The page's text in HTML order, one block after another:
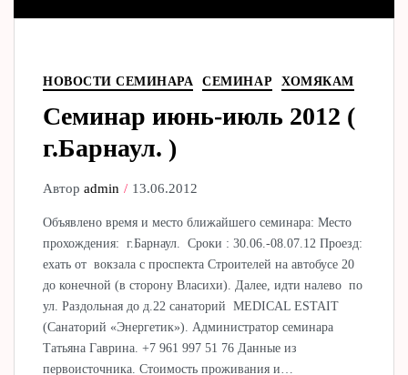
НОВОСТИ СЕМИНАРА СЕМИНАР ХОМЯКАМ
Семинар июнь-июль 2012 (
г.Барнаул. )
Авторadmin 13.06.2012
Объявлено время и место ближайшего семинара: Место
прохождения: г.Барнаул. Сроки : 30.06.-08.07.12 Проезд:
ехать от вокзала с проспекта Строителей на автобусе 20
до конечной (в сторону Власихи). Далее, идти налево по
ул. Раздольная до д.22 санаторий MEDICAL ESTAIT
(Санаторий «Энергетик»). Администратор семинара
Татьяна Гаврина. +7 961 997 51 76 Данные из
первоисточника. Стоимость проживания и…